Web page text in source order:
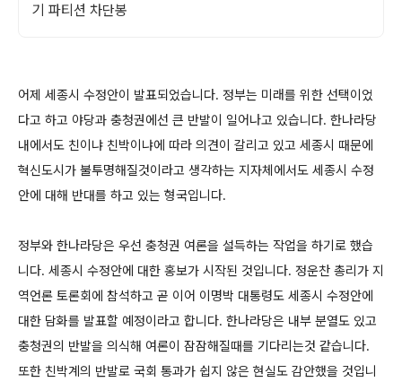
기 파티션 차단봉
어제 세종시 수정안이 발표되었습니다. 정부는 미래를 위한 선택이었
다고 하고 야당과 충청권에선 큰 반발이 일어나고 있습니다. 한나라당
내에서도 친이냐 친박이냐에 따라 의견이 갈리고 있고 세종시 때문에
혁신도시가 불투명해질것이라고 생각하는 지자체에서도 세종시 수정
안에 대해 반대를 하고 있는 형국입니다.
정부와 한나라당은 우선 충청권 여론을 설득하는 작업을 하기로 했습
니다. 세종시 수정안에 대한 홍보가 시작된 것입니다. 정운찬 총리가 지
역언론 토론회에 참석하고 곧 이어 이명박 대통령도 세종시 수정안에
대한 담화를 발표할 예정이라고 합니다. 한나라당은 내부 분열도 있고
충청권의 반발을 의식해 여론이 잠잠해질때를 기다리는것 같습니다.
또한 친박계의 반발로 국회 통과가 쉽지 않은 현실도 감안했을 것입니